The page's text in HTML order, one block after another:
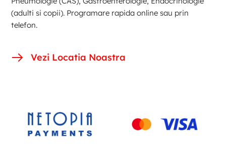
(adulti si copii). Programare rapida online sau prin
telefon.
Vezi Locatia Noastra